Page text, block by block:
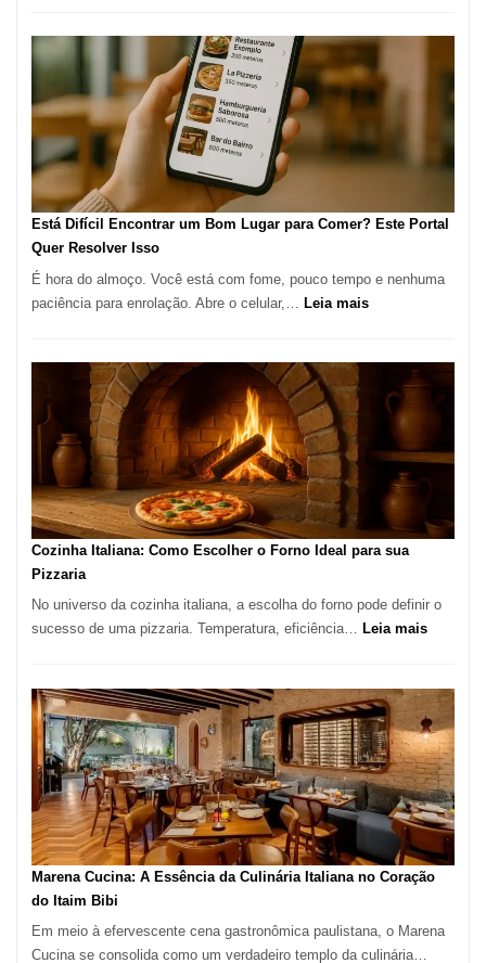
como
reservar
Paulo
Está Difícil Encontrar um Bom Lugar para Comer? Este Portal
Quer Resolver Isso
É hora do almoço. Você está com fome, pouco tempo e nenhuma
paciência para enrolação. Abre o celular,… Leia mais:
Encontrar
um
Lugar
Comer?
Este
Portal
Isso
Cozinha Italiana: Como Escolher o Forno Ideal para sua
Pizzaria
No universo da cozinha italiana, a escolha do forno pode definir o
sucesso de uma pizzaria. Temperatura, eficiência… Leia mais:
Como
Escolher
o
Forno
Ideal
para
sua
Pizzaria
Marena Cucina: A Essência da Culinária Italiana no Coração
do Itaim Bibi
Em meio à efervescente cena gastronômica paulistana, o Marena
Cucina se consolida como um verdadeiro templo da culinária…